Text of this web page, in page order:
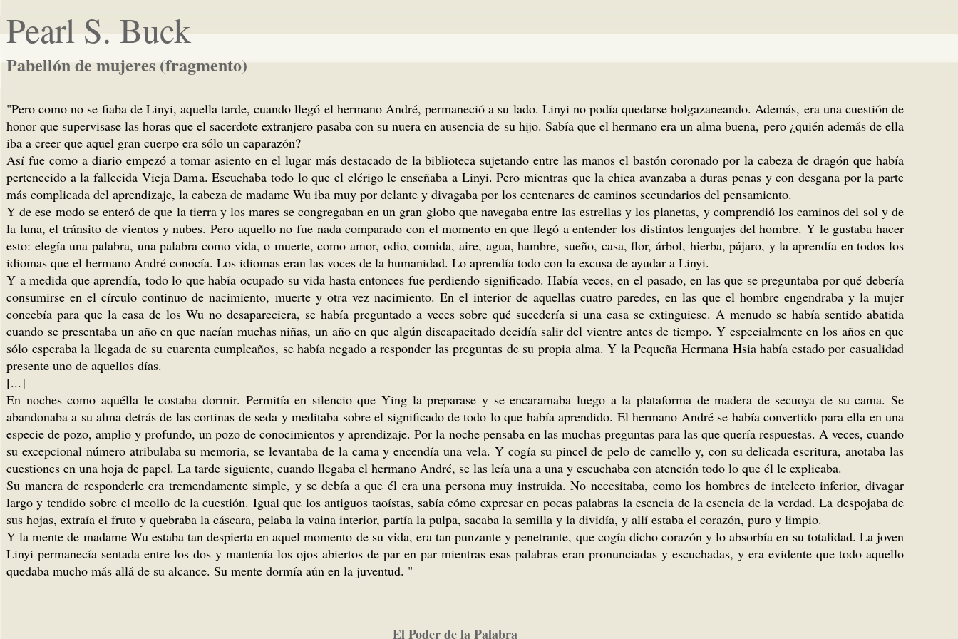
Pearl S. Buck
Pabellón de mujeres (fragmento)
"Pero como no se fiaba de Linyi, aquella tarde, cuando llegó el hermano André, permaneció a su lado. Linyi no podía quedarse holgazaneando. Además, era una cuestión de
honor que supervisase las horas que el sacerdote extranjero pasaba con su nuera en ausencia de su hijo. Sabía que el hermano era un alma buena, pero ¿quién además de ella
iba a creer que aquel gran cuerpo era sólo un caparazón?
Así fue como a diario empezó a tomar asiento en el lugar más destacado de la biblioteca sujetando entre las manos el bastón coronado por la cabeza de dragón que había
pertenecido a la fallecida Vieja Dama. Escuchaba todo lo que el clérigo le enseñaba a Linyi. Pero mientras que la chica avanzaba a duras penas y con desgana por la parte
más complicada del aprendizaje, la cabeza de madame Wu iba muy por delante y divagaba por los centenares de caminos secundarios del pensamiento.
Y de ese modo se enteró de que la tierra y los mares se congregaban en un gran globo que navegaba entre las estrellas y los planetas, y comprendió los caminos del sol y de
la luna, el tránsito de vientos y nubes. Pero aquello no fue nada comparado con el momento en que llegó a entender los distintos lenguajes del hombre. Y le gustaba hacer
esto: elegía una palabra, una palabra como vida, o muerte, como amor, odio, comida, aire, agua, hambre, sueño, casa, flor, árbol, hierba, pájaro, y la aprendía en todos los
idiomas que el hermano André conocía. Los idiomas eran las voces de la humanidad. Lo aprendía todo con la excusa de ayudar a Linyi.
Y a medida que aprendía, todo lo que había ocupado su vida hasta entonces fue perdiendo significado. Había veces, en el pasado, en las que se preguntaba por qué debería
consumirse en el círculo continuo de nacimiento, muerte y otra vez nacimiento. En el interior de aquellas cuatro paredes, en las que el hombre engendraba y la mujer
concebía para que la casa de los Wu no desapareciera, se había preguntado a veces sobre qué sucedería si una casa se extinguiese. A menudo se había sentido abatida
cuando se presentaba un año en que nacían muchas niñas, un año en que algún discapacitado decidía salir del vientre antes de tiempo. Y especialmente en los años en que
sólo esperaba la llegada de su cuarenta cumpleaños, se había negado a responder las preguntas de su propia alma. Y la Pequeña Hermana Hsia había estado por casualidad
presente uno de aquellos días.
[...]
En noches como aquélla le costaba dormir. Permitía en silencio que Ying la preparase y se encaramaba luego a la plataforma de madera de secuoya de su cama. Se
abandonaba a su alma detrás de las cortinas de seda y meditaba sobre el significado de todo lo que había aprendido. El hermano André se había convertido para ella en una
especie de pozo, amplio y profundo, un pozo de conocimientos y aprendizaje. Por la noche pensaba en las muchas preguntas para las que quería respuestas. A veces, cuando
su excepcional número atribulaba su memoria, se levantaba de la cama y encendía una vela. Y cogía su pincel de pelo de camello y, con su delicada escritura, anotaba las
cuestiones en una hoja de papel. La tarde siguiente, cuando llegaba el hermano André, se las leía una a una y escuchaba con atención todo lo que él le explicaba.
Su manera de responderle era tremendamente simple, y se debía a que él era una persona muy instruida. No necesitaba, como los hombres de intelecto inferior, divagar
largo y tendido sobre el meollo de la cuestión. Igual que los antiguos taoístas, sabía cómo expresar en pocas palabras la esencia de la esencia de la verdad. La despojaba de
sus hojas, extraía el fruto y quebraba la cáscara, pelaba la vaina interior, partía la pulpa, sacaba la semilla y la dividía, y allí estaba el corazón, puro y limpio.
Y la mente de madame Wu estaba tan despierta en aquel momento de su vida, era tan punzante y penetrante, que cogía dicho corazón y lo absorbía en su totalidad. La joven
Linyi permanecía sentada entre los dos y mantenía los ojos abiertos de par en par mientras esas palabras eran pronunciadas y escuchadas, y era evidente que todo aquello
quedaba mucho más allá de su alcance. Su mente dormía aún en la juventud. "
El Poder de la Palabra